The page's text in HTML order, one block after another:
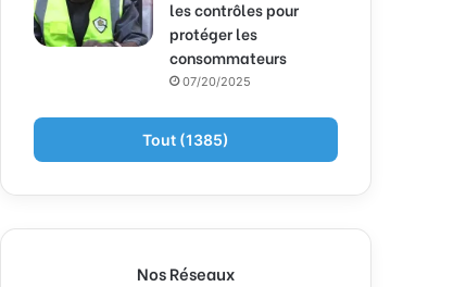
les contrôles pour
protéger les
consommateurs
07/20/2025
Tout (1385)
Nos Réseaux